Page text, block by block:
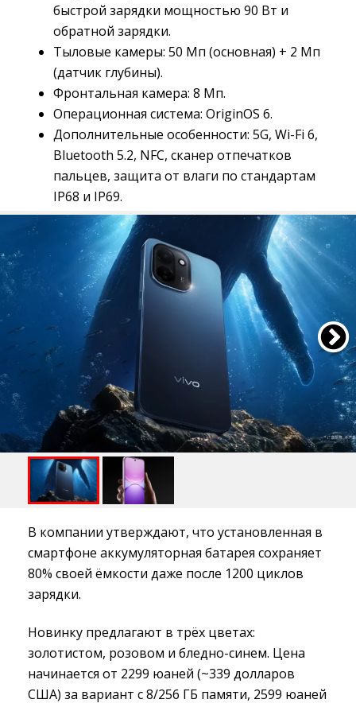
быстрой зарядки мощностью 90 Вт и
обратной зарядки.
Тыловые камеры: 50 Мп (основная) + 2 Мп
(датчик глубины).
Фронтальная камера: 8 Мп.
Операционная система: OriginOS 6.
Дополнительные особенности: 5G, Wi-Fi 6,
Bluetooth 5.2, NFC, сканер отпечатков
пальцев, защита от влаги по стандартам
IP68 и IP69.
В компании утверждают, что установленная в
смартфоне аккумуляторная батарея сохраняет
80% своей ёмкости даже после 1200 циклов
зарядки.
Новинку предлагают в трёх цветах:
золотистом, розовом и бледно-синем. Цена
начинается от 2299 юаней (~339 долларов
США) за вариант с 8/256 ГБ памяти, 2599 юаней